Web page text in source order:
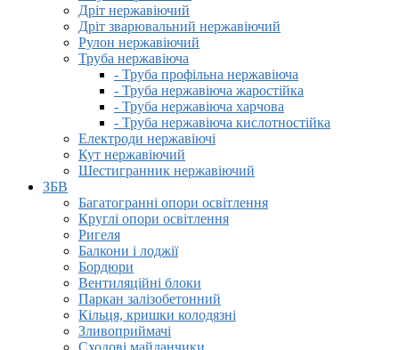
Дріт нержавіючий
Дріт зварювальний нержавіючий
Рулон нержавіючий
Труба нержавіюча
- Труба профільна нержавіюча
- Труба нержавіюча жаростійка
- Труба нержавіюча харчова
- Труба нержавіюча кислотностійка
Електроди нержавіючі
Кут нержавіючий
Шестигранник нержавіючий
ЗБВ
Багатогранні опори освітлення
Круглі опори освітлення
Ригеля
Балкони і лоджії
Бордюри
Вентиляційні блоки
Паркан залізобетонний
Кільця, кришки колодязні
Зливоприймачі
Сходові майданчики